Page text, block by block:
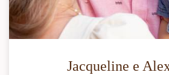
Jacqueline e